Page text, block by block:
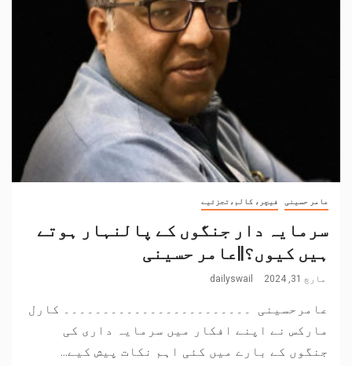
عامر حسینی فیچر، کالم،تجزئیے
سرمایہ دار جنگوں کے پالنہار ہوتے
ہیں کیوں؟||عامر حسینی
مارچ 31, 2024 dailyswail
عامرحسینی ۔۔۔۔۔۔۔۔۔۔۔۔۔۔۔۔۔۔۔۔۔۔۔۔ کارل
مارکس نے اپنے افکار میں سرمایہ داری کی
جنگوں کے بارے میں کئی اہم نکات پیش کیے...